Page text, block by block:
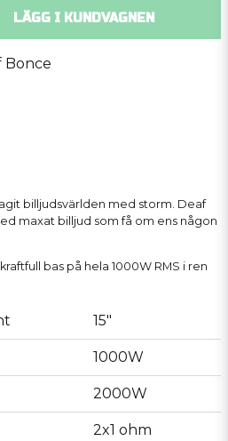
LÄGG I KUNDVAGNEN
Bonce
billjudsvärlden med storm. Deaf
maxat billjud som få om ens någon
bas på hela 1000W RMS i ren
15"
1000W
2000W
2x1 ohm